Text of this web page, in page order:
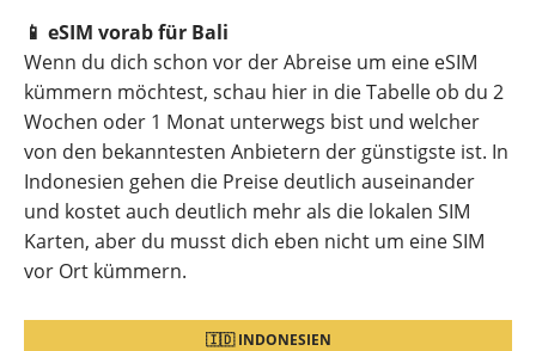
📱 eSIM vorab für Bali
Wenn du dich schon vor der Abreise um eine eSIM
kümmern möchtest, schau hier in die Tabelle ob du 2
Wochen oder 1 Monat unterwegs bist und welcher
von den bekanntesten Anbietern der günstigste ist. In
Indonesien gehen die Preise deutlich auseinander
und kostet auch deutlich mehr als die lokalen SIM
Karten, aber du musst dich eben nicht um eine SIM
vor Ort kümmern.
🇮🇩 INDONESIEN